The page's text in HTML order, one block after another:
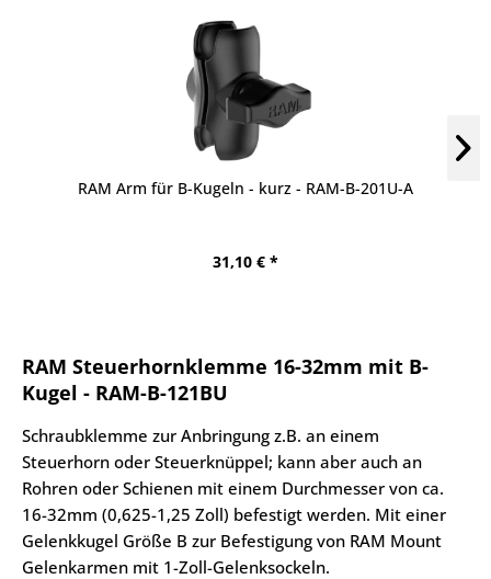
RAM Arm für B-Kugeln - kurz - RAM-B-201U-A
31,10 € *
RAM Steuerhornklemme 16-32mm mit B-
Kugel - RAM-B-121BU
Schraubklemme zur Anbringung z.B. an einem
Steuerhorn oder Steuerknüppel; kann aber auch an
Rohren oder Schienen mit einem Durchmesser von ca.
16-32mm (0,625-1,25 Zoll) befestigt werden. Mit einer
Gelenkkugel Größe B zur Befestigung von RAM Mount
Gelenkarmen mit 1-Zoll-Gelenksockeln.